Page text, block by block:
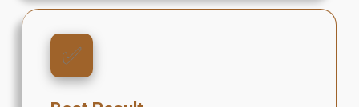
✅️